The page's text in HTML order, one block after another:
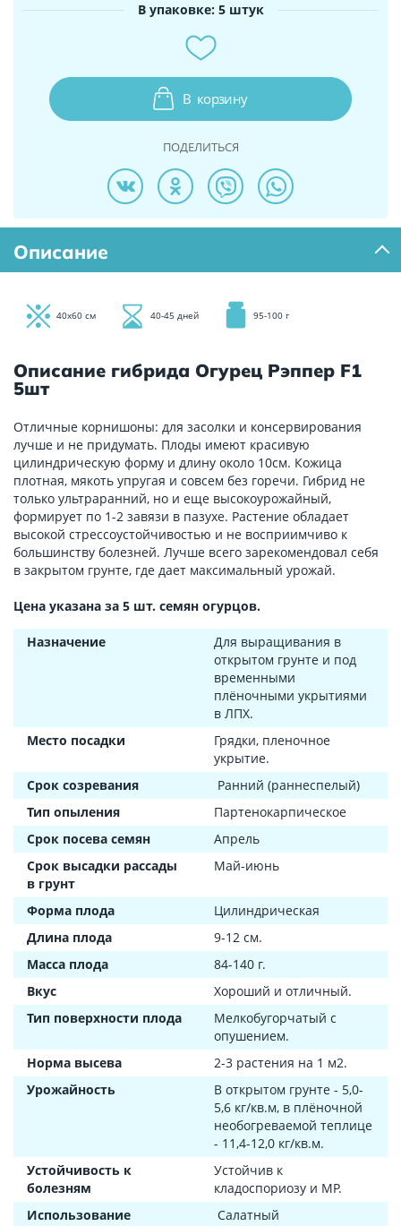
В упаковке: 5 штук
В корзину
ПОДЕЛИТЬСЯ
Описание
40х60 см 40-45 дней 95-100 г
Описание гибрида Огурец Рэппер F1
5шт
Отличные корнишоны: для засолки и консервирования
лучше и не придумать. Плоды имеют красивую
цилиндрическую форму и длину около 10см. Кожица
плотная, мякоть упругая и совсем без горечи. Гибрид не
только ультраранний, но и еще высокоурожайный,
формирует по 1-2 завязи в пазухе. Растение обладает
высокой стрессоустойчивостью и не восприимчиво к
большинству болезней. Лучше всего зарекомендовал себя
в закрытом грунте, где дает максимальный урожай.
Цена указана за 5 шт. семян огурцов.
Назначение
Для выращивания в
открытом грунте и под
временными
плёночными укрытиями
в ЛПХ.
Место посадки
Грядки, пленочное
укрытие.
Срок созревания
Ранний (раннеспелый)
Тип опыления
Партенокарпическое
Срок посева семян
Апрель
Срок высадки рассады
в грунт
Май-июнь
Форма плода
Цилиндрическая
Длина плода
9-12 см.
Масса плода
84-140 г.
Вкус
Хороший и отличный.
Тип поверхности плода
Мелкобугорчатый с
опушением.
Норма высева
2-3 растения на 1 м2.
Урожайность
В открытом грунте - 5,0-
5,6 кг/кв.м, в плёночной
необогреваемой теплице
- 11,4-12,0 кг/кв.м.
Устойчивость к
болезням
Устойчив к
кладоспориозу и МР.
Использование
Салатный